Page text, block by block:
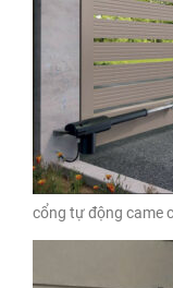
cổng tự động came